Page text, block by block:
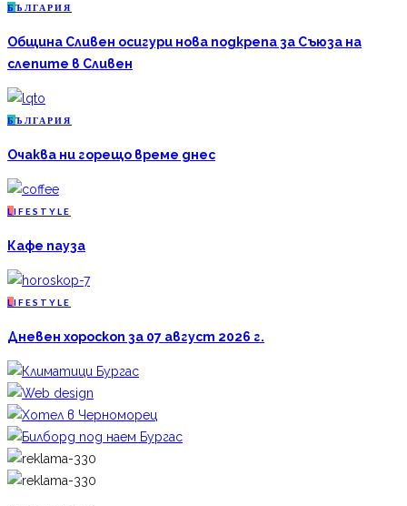
Б ЪЛГАРИЯ
Община Сливен осигури нова подкрепа за Съюза на
слепите в Сливен
Б ЪЛГАРИЯ
Очаква ни горещо време днес
L IFESTYLE
Кафе пауза
L IFESTYLE
Дневен хороскоп за 07 август 2026 г.